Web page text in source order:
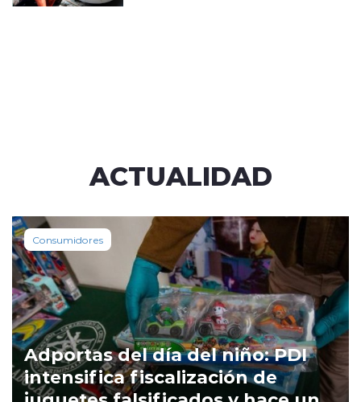
ACTUALIDAD
Consumidores
Adportas del día del niño: PDI
intensifica fiscalización de